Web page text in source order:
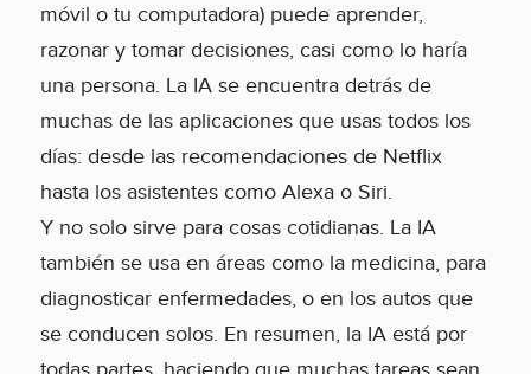
móvil o tu computadora) puede aprender,
razonar y tomar decisiones, casi como lo haría
una persona. La IA se encuentra detrás de
muchas de las aplicaciones que usas todos los
días: desde las recomendaciones de Netflix
hasta los asistentes como Alexa o Siri.
Y no solo sirve para cosas cotidianas. La IA
también se usa en áreas como la medicina, para
diagnosticar enfermedades, o en los autos que
se conducen solos. En resumen, la IA está por